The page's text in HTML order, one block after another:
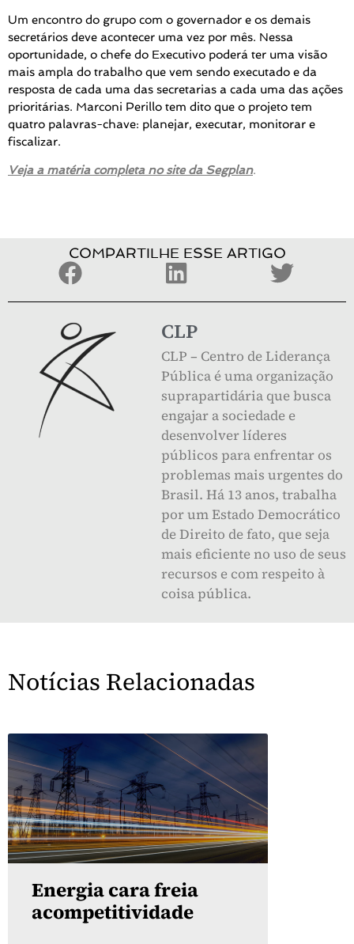
Um encontro do grupo com o governador e os demais
secretários deve acontecer uma vez por mês. Nessa
oportunidade, o chefe do Executivo poderá ter uma visão
mais ampla do trabalho que vem sendo executado e da
resposta de cada uma das secretarias a cada uma das ações
prioritárias. Marconi Perillo tem dito que o projeto tem
quatro palavras-chave: planejar, executar, monitorar e
fiscalizar.
Veja a matéria completa no site da Segplan.
COMPARTILHE ESSE ARTIGO
CLP
CLP – Centro de Liderança
Pública é uma organização
suprapartidária que busca
engajar a sociedade e
desenvolver líderes
públicos para enfrentar os
problemas mais urgentes do
Brasil. Há 13 anos, trabalha
por um Estado Democrático
de Direito de fato, que seja
mais eficiente no uso de seus
recursos e com respeito à
coisa pública.
Notícias Relacionadas
Energia cara freia
acompetitividade